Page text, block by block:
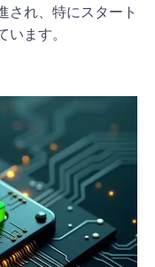
され、特にスタート
ます。